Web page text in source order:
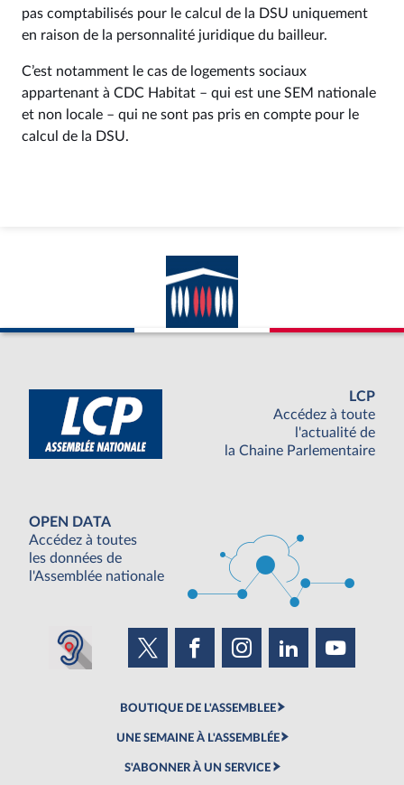
pas comptabilisés pour le calcul de la DSU uniquement
en raison de la personnalité juridique du bailleur.
C’est notamment le cas de logements sociaux
appartenant à CDC Habitat – qui est une SEM nationale
et non locale – qui ne sont pas pris en compte pour le
calcul de la DSU.
LCP
Accédez à toute
l'actualité de
la Chaine Parlementaire
OPEN DATA
Accédez à toutes
les données de
l'Assemblée nationale
BOUTIQUE DE L'ASSEMBLEE
UNE SEMAINE À L'ASSEMBLÉE
S'ABONNER À UN SERVICE